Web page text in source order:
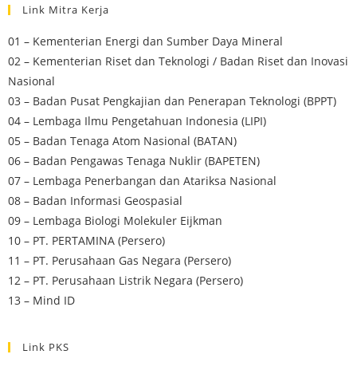
Link Mitra Kerja
01 – Kementerian Energi dan Sumber Daya Mineral
02 – Kementerian Riset dan Teknologi / Badan Riset dan Inovasi
Nasional
03 – Badan Pusat Pengkajian dan Penerapan Teknologi (BPPT)
04 – Lembaga Ilmu Pengetahuan Indonesia (LIPI)
05 – Badan Tenaga Atom Nasional (BATAN)
06 – Badan Pengawas Tenaga Nuklir (BAPETEN)
07 – Lembaga Penerbangan dan Atariksa Nasional
08 – Badan Informasi Geospasial
09 – Lembaga Biologi Molekuler Eijkman
10 – PT. PERTAMINA (Persero)
11 – PT. Perusahaan Gas Negara (Persero)
12 – PT. Perusahaan Listrik Negara (Persero)
13 – Mind ID
Link PKS